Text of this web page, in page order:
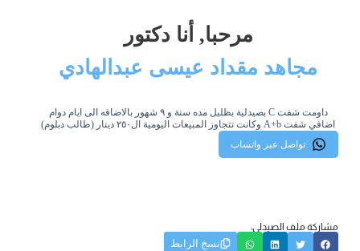
مرحبا, أنا دكتور
مجاهد مقداد عيسى عبدالهادي
داومت شفت C بصيدلية بظليل مده سنة و ٩ شهور بالاضافه الى ايام دوام
اضافي شفت A+b وكانت تتجاوز المبيعات اليومية ال٢٥٠ دينار (طالب دبلوم)
تواصل عبر واتساب
مشاركة ملف الصيدلي:
نسخ الرابط